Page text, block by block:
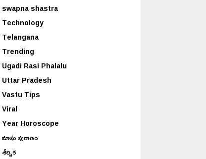
swapna shastra
Technology
Telangana
Trending
Ugadi Rasi Phalalu
Uttar Pradesh
Vastu Tips
Viral
Year Horoscope
మాఘ పురాణం
శీర్షిక